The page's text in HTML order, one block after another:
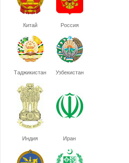
Китай Россия
Таджикистан Узбекистан
Индия Иран